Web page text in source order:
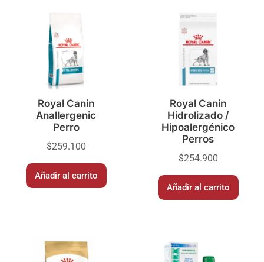
Royal Canin
Anallergenic
Perro
$259.100
Añadir al carrito
Royal Canin
Hidrolizado /
Hipoalergénico
Perros
$254.900
Añadir al carrito